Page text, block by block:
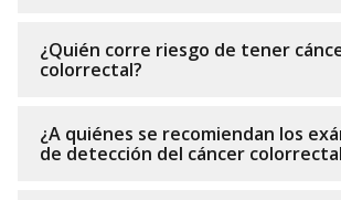
¿Quién corre riesgo de tener
colorrectal?
¿A quiénes se recomiendan los
de detección del cáncer